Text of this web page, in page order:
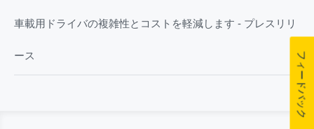
車載用ドライバの複雑性とコストを軽減します - プレスリリ
ース フィードバック